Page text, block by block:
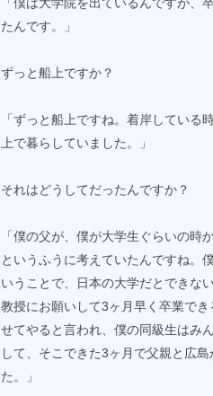
たんです。」
ずっと船上ですか？
「ずっと船上ですね。着岸してい
上で暮らしていました。」
それはどうしてだったんですか？
「僕の父が、僕が大学生ぐらいの
というふうに考えていたんですね。
いうことで、日本の大学だとできな
教授にお願いして3ヶ月早く卒業で
せてやると言われ、僕の同級生はみ
して、そこできた3ヶ月で父親と広
た。」